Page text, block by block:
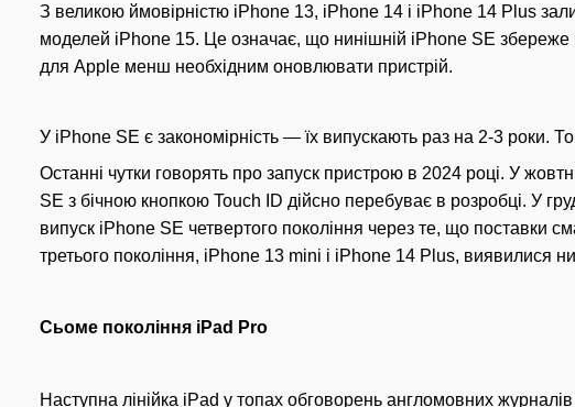
З великою ймовірністю iPhone 13, iPhone 14 і iPhone 14 Plus
моделей iPhone 15. Це означає, що нинішній iPhone SE збереже
для Apple менш необхідним оновлювати пристрій.
У iPhone SE є закономірність — їх випускають раз на 2-3 роки.
Останні чутки говорять про запуск пристрою в 2024 році. У
SE з бічною кнопкою Touch ID дійсно перебуває в розробці. У
випуск iPhone SE четвертого покоління через те, що поставки
третього покоління, iPhone 13 mini і iPhone 14 Plus, виявилися
Сьоме покоління iPad Pro
Наступна лінійка iPad у топах обговорень англомовних